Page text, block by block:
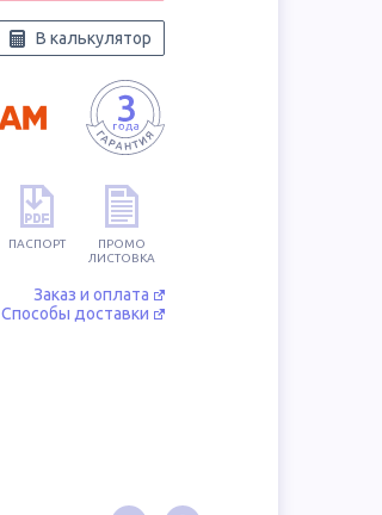
В калькулятор
ПАСПОРТ
ПРОМО
ЛИСТОВКА
Заказ и оплата
Способы доставки